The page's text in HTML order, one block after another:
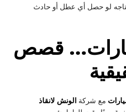
لو حصل أي عطل أو حادث
… قصص
مع شركة الونش لانقاذ